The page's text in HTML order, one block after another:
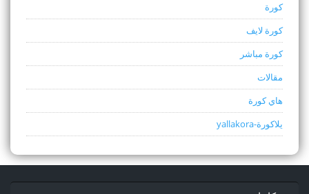
كورة
كورة لايف
كورة مباشر
مقالات
هاي كورة
يلاكورة-yallakora